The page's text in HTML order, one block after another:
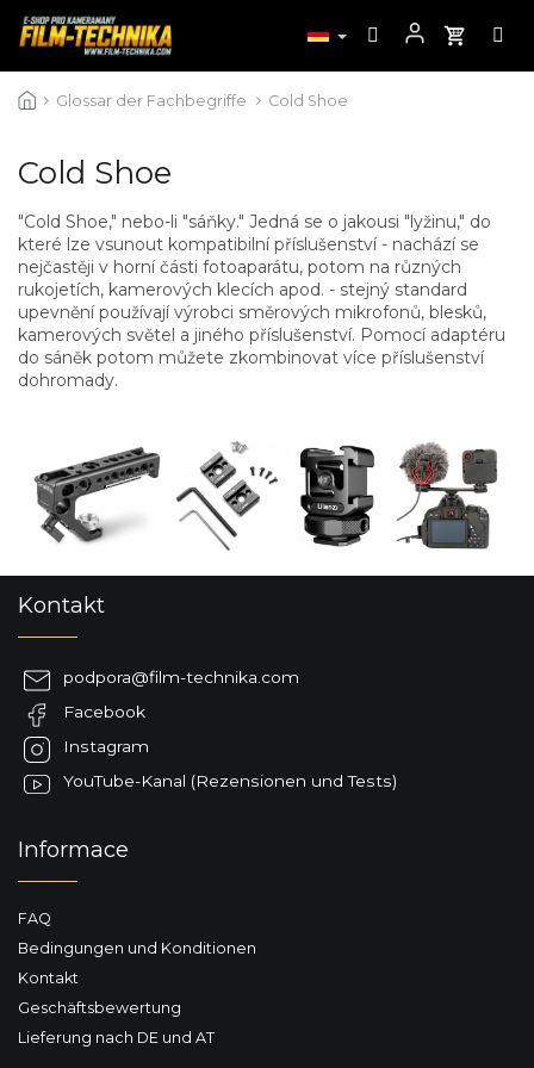
Inhalt Glossar der Fachbegriffe Cold Shoe
Cold Shoe
"Cold Shoe," nebo-li "sáňky." Jedná se o jakousi "lyžinu," do
které lze vsunout kompatibilní příslušenství - nachází se
nejčastěji v horní části fotoaparátu, potom na různých
rukojetích, kamerových klecích apod. - stejný standard
upevnění používají výrobci směrových mikrofonů, blesků,
kamerových světel a jiného příslušenství. Pomocí adaptéru
do sáněk potom můžete zkombinovat více příslušenství
dohromady.
Kontakt
podpora@film-technika.com
Facebook
Instagram
YouTube-Kanal (Rezensionen und Tests)
Informace
FAQ
Bedingungen und Konditionen
Kontakt
Geschäftsbewertung
Lieferung nach DE und AT